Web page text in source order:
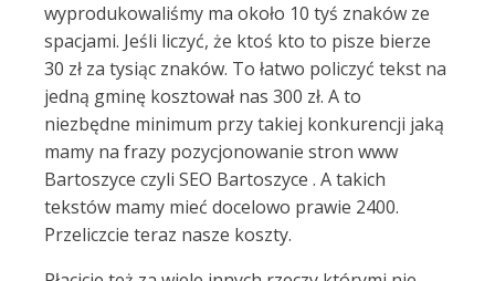
wyprodukowaliśmy ma około 10 tyś znaków ze
spacjami. Jeśli liczyć, że ktoś kto to pisze bierze
30 zł za tysiąc znaków. To łatwo policzyć tekst na
jedną gminę kosztował nas 300 zł. A to
niezbędne minimum przy takiej konkurencji jaką
mamy na frazy pozycjonowanie stron www
Bartoszyce czyli SEO Bartoszyce . A takich
tekstów mamy mieć docelowo prawie 2400.
Przeliczcie teraz nasze koszty.